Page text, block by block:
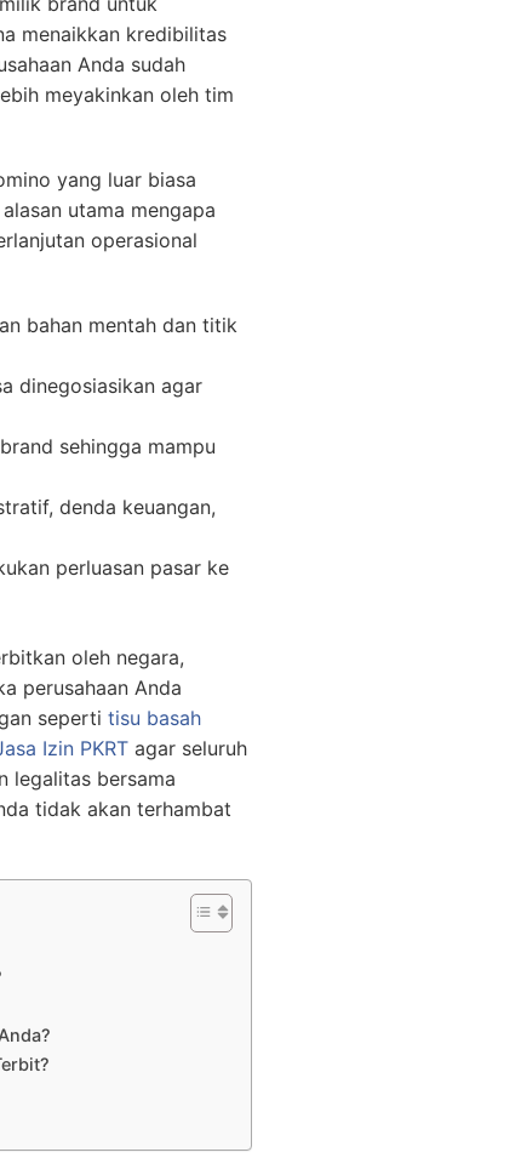
menaikkan kredibilitas
Anda sudah
meyakinkan oleh tim
yang luar biasa
utama mengapa
operasional
bahan mentah dan titik
dinegosiasikan agar
sehingga mampu
denda keuangan,
perluasan pasar ke
oleh negara,
perusahaan Anda
seperti tisu basah
Izin PKRT agar seluruh
legalitas bersama
tidak akan terhambat